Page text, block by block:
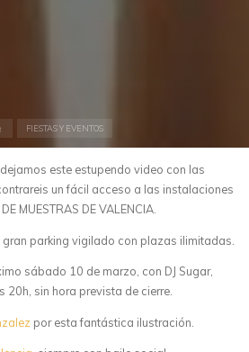
FIESTAS Y EVENTOS
este estupendo video con las
un fácil acceso a las instalaciones
MUESTRAS DE VALENCIA.
parking vigilado con plazas ilimitadas.
sábado 10 de marzo, con DJ Sugar,
20h, sin hora prevista de cierre.
por esta fantástica ilustración.